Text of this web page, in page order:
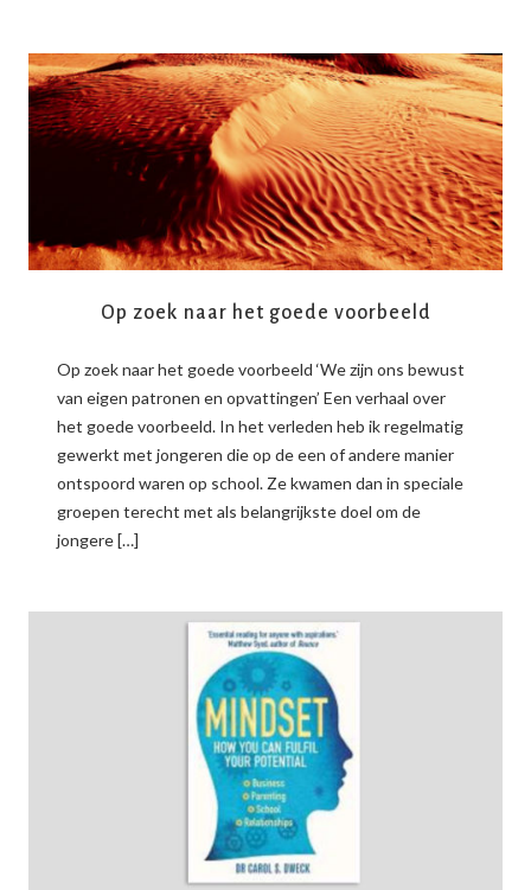
READ MORE
Op zoek naar het goede voorbeeld
Op zoek naar het goede voorbeeld ‘We zijn ons bewust
van eigen patronen en opvattingen’ Een verhaal over
het goede voorbeeld. In het verleden heb ik regelmatig
gewerkt met jongeren die op de een of andere manier
ontspoord waren op school. Ze kwamen dan in speciale
groepen terecht met als belangrijkste doel om de
jongere […]
READ MORE